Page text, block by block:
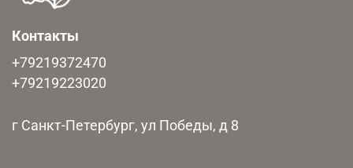
Контакты
+79219372470
+79219223020
г Санкт-Петербург, ул Победы, д 8